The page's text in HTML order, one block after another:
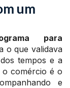
um
para
o que validava
tempos e a
o comércio é o
e